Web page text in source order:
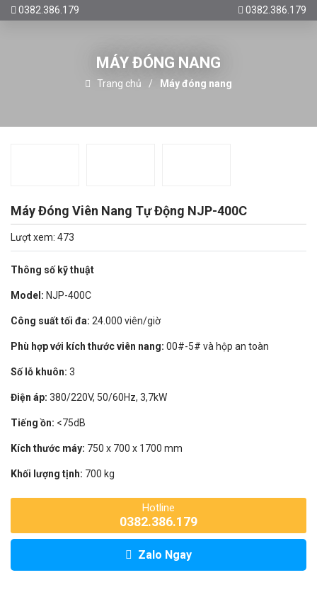
0382.386.179 0382.386.179
MÁY ĐÓNG NANG
Trang chủ Máy đóng nang
Máy Đóng Viên Nang Tự Động NJP-400C
Lượt xem: 473
Thông số kỹ thuật
Model: NJP-400C
Công suất tối đa: 24.000 viên/giờ
Phù hợp với kích thước viên nang: 00#-5# và hộp an toàn
Số lỗ khuôn: 3
Điện áp: 380/220V, 50/60Hz, 3,7kW
Tiếng ồn: <75dB
Kích thước máy: 750 x 700 x 1700 mm
Khối lượng tịnh: 700 kg
Hotline
0382.386.179
Zalo Ngay